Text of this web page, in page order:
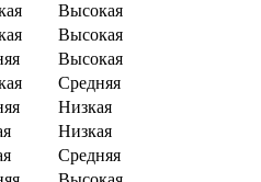
Высокая
Высокая
Высокая
Средняя
Низкая
Низкая
Средняя